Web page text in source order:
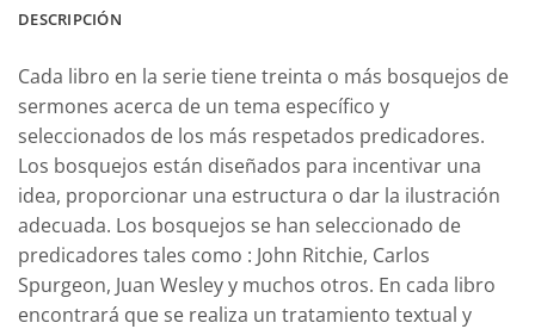
DESCRIPCIÓN
Cada libro en la serie tiene treinta o más bosquejos de
sermones acerca de un tema específico y
seleccionados de los más respetados predicadores.
Los bosquejos están diseñados para incentivar una
idea, proporcionar una estructura o dar la ilustración
adecuada. Los bosquejos se han seleccionado de
predicadores tales como : John Ritchie, Carlos
Spurgeon, Juan Wesley y muchos otros. En cada libro
encontrará que se realiza un tratamiento textual y